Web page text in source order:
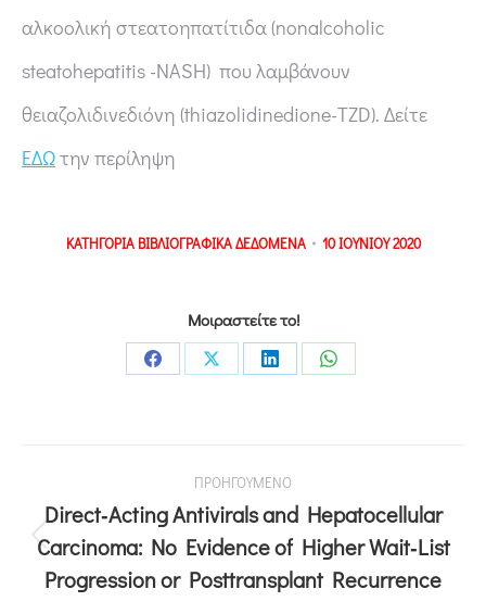
αλκοολική στεατοηπατίτιδα (nonalcoholic
steatohepatitis -NASH) που λαμβάνουν
θειαζολιδινεδιόνη (thiazolidinedione-TZD). Δείτε
ΕΔΩτην περίληψη
ΚΑΤΗΓΟΡΙΑ ΒΙΒΛΙΟΓΡΑΦΙΚΑ ΔΕΔΟΜΕΝΑ 10 ΙΟΥΝΙΟΥ 2020
Μοιραστείτε το!
ΠΡΟΗΓΟΥΜΕΝΟ
Direct‐Acting Antivirals and Hepatocellular
Carcinoma: No Evidence of Higher Wait‐List
Progression or Posttransplant Recurrence